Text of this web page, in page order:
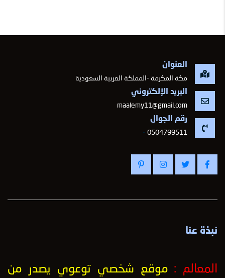
العنوان
مكة المكرمة -المملكة العربية السعودية
البريد الإلكتروني
maalemy11@gmail.com
رقم الجوال
0504799511
-
نبذة عنا
المعالم : موقع شخصي توعوي يصدر من